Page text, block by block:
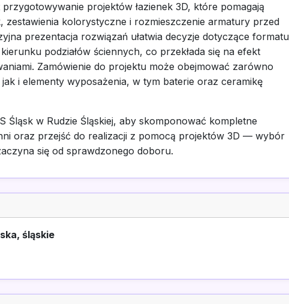
projektów łazienek 3D, które pomagają
zestawienia kolorystyczne i rozmieszczenie armatury przed
prezentacja rozwiązań ułatwia decyzje dotyczące formatu
podziałów ściennych, co przekłada się na efekt
Zamówienie do projektu może obejmować zarówno
jak i elementy wyposażenia, w tym baterie oraz ceramikę
Śląsk w Rudzie Śląskiej, aby skomponować kompletne
oraz przejść do realizacji z pomocą projektów 3D — wybór
się od sprawdzonego doboru.
śląskie